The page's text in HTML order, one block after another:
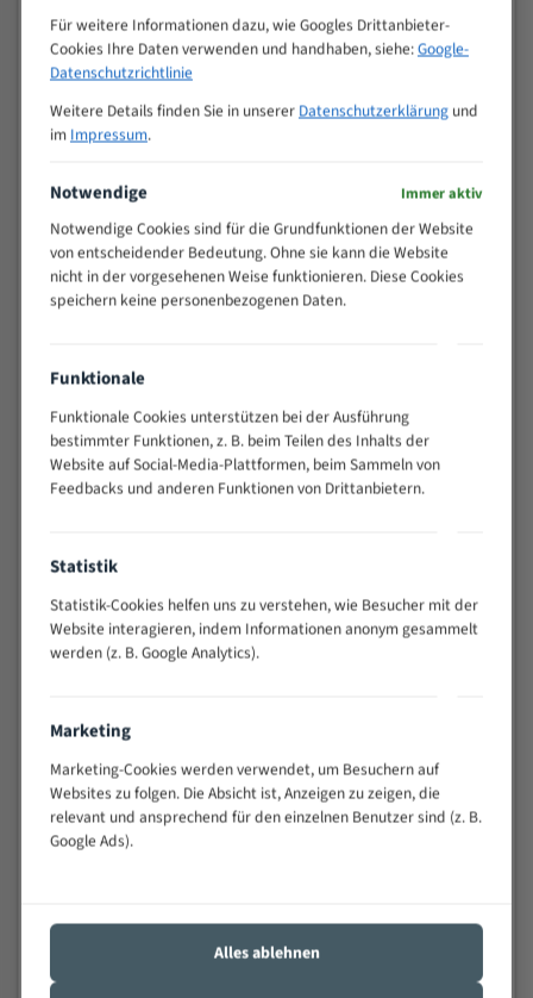
M (mm)
Zähne pro
Zoll (ZpZ))
>
10/14
15 - 40
8/12
25 - 50
35 - 70
80 - 180
3/4
130 -
350
2/3
200 -
> 500
0,75/1,25
Vorteile:
Widerstandsfähig gegen Zahnbruch auch bei
schwierigen Werkstücken (Materialmischung,
wechselnde Verbindungslängen)
Sehr geringe Vibration
Technische Beschreibung:
Positiver Spanwinkel
Bandkörper aus hochlegiertem Federstahl
Für weitere Informationen dazu, wie Googles Drittanbieter-
Cookies Ihre Daten verwenden und handhaben, siehe:Google-
Datenschutzrichtlinie
Weitere Details finden Sie in unserer Datenschutzerklärungund
im Impressum.
Notwendige Immer aktiv
Notwendige Cookies sind für die Grundfunktionen der Website
von entscheidender Bedeutung. Ohne sie kann die Website
nicht in der vorgesehenen Weise funktionieren. Diese Cookies
speichern keine personenbezogenen Daten.
Funktionale
Funktionale Cookies unterstützen bei der Ausführung
bestimmter Funktionen, z. B. beim Teilen des Inhalts der
Website auf Social-Media-Plattformen, beim Sammeln von
Feedbacks und anderen Funktionen von Drittanbietern.
Statistik
Statistik-Cookies helfen uns zu verstehen, wie Besucher mit der
Website interagieren, indem Informationen anonym gesammelt
werden (z. B. Google Analytics).
Marketing
Marketing-Cookies werden verwendet, um Besuchern auf
Websites zu folgen. Die Absicht ist, Anzeigen zu zeigen, die
relevant und ansprechend für den einzelnen Benutzer sind (z. B.
Google Ads).
Alles ablehnen